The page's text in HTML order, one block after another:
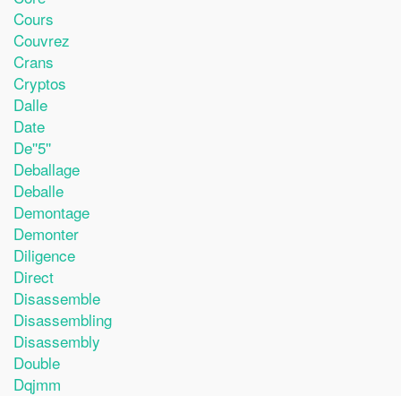
Cours
Couvrez
Crans
Cryptos
Dalle
Date
De''5''
Deballage
Deballe
Demontage
Demonter
Diligence
Direct
Disassemble
Disassembling
Disassembly
Double
Dqjmm